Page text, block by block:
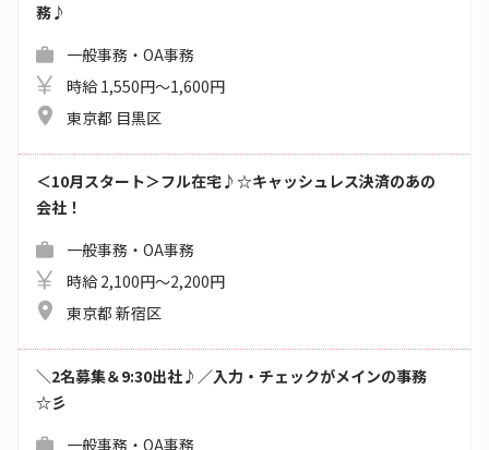
務♪
一般事務・OA事務
時給 1,550円～1,600円
東京都 目黒区
＜10月スタート＞フル在宅♪☆キャッシュレス決済のあの
会社！
一般事務・OA事務
時給 2,100円～2,200円
東京都 新宿区
＼2名募集＆9:30出社♪／入力・チェックがメインの事務
☆彡
一般事務・OA事務